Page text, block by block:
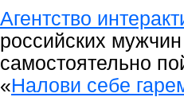
Агентство
российских
самостоятельно
«Налови себе